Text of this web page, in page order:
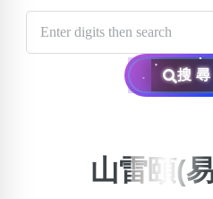
搜尋
山雷頤(